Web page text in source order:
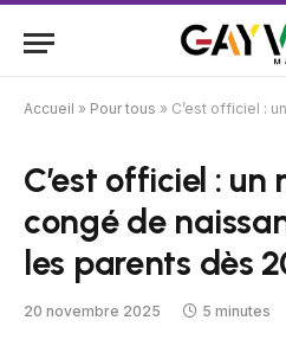
Accueil » Pour tous » C’est officiel : un nouveau
C’est officiel : un
congé de
les parents dès
20 novembre 2025 5 minutes